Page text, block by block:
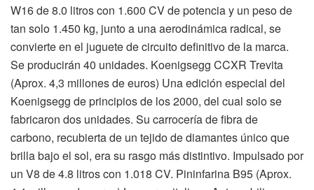
W16 de 8.0 litros con 1.600 CV de potencia y un peso de
tan solo 1.450 kg, junto a una aerodinámica radical, se
convierte en el juguete de circuito definitivo de la marca.
Se producirán 40 unidades. Koenigsegg CCXR Trevita
(Aprox. 4,3 millones de euros) Una edición especial del
Koenigsegg de principios de los 2000, del cual solo se
fabricaron dos unidades. Su carrocería de fibra de
carbono, recubierta de un tejido de diamantes único que
brilla bajo el sol, era su rasgo más distintivo. Impulsado por
un V8 de 4.8 litros con 1.018 CV. Pininfarina B95 (Aprox.